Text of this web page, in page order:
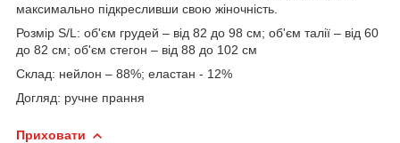
максимально підкресливши свою жіночність.
Розмір S/L: об'єм грудей – від 82 до 98 см; об'єм талії – від 60
до 82 см; об'єм стегон – від 88 до 102 см
Склад: нейлон – 88%; еластан - 12%
Догляд: ручне прання
Приховати